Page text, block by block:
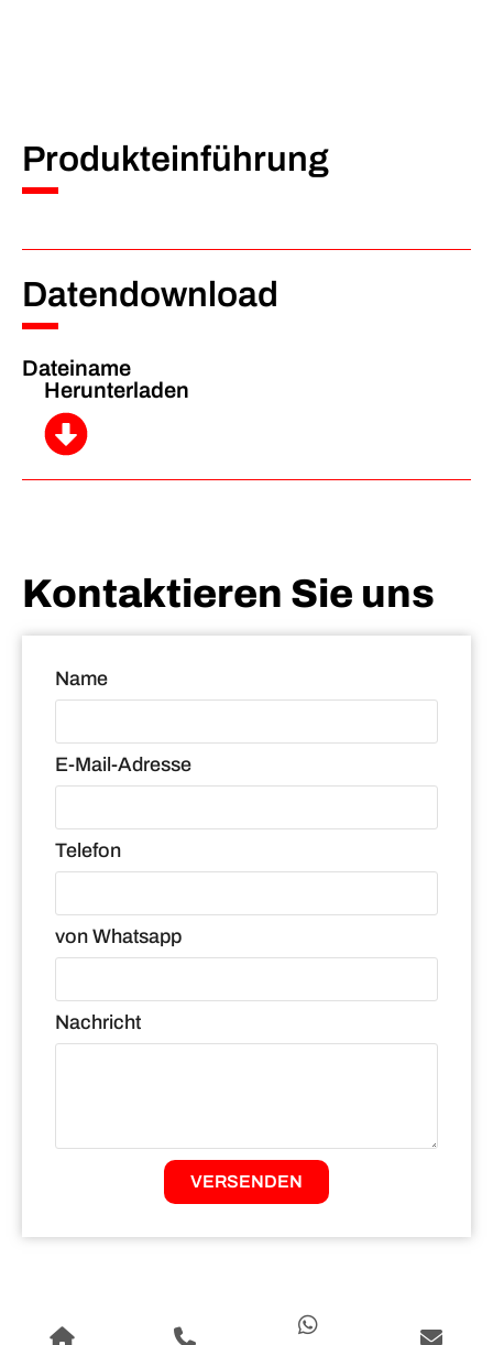
Produkteinführung
Datendownload
Dateiname
Herunterladen
Kontaktieren Sie uns
Name
E-Mail-Adresse
Telefon
von Whatsapp
Nachricht
VERSENDEN